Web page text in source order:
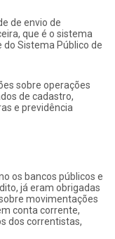
de envio de
que é o sistema
Sistema Público de
sobre operações
de cadastro,
e previdência
os bancos públicos e
já eram obrigadas
movimentações
conta corrente,
dos correntistas,